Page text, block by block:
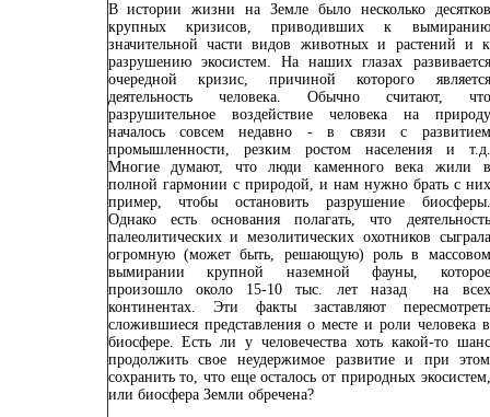
В истории жизни на Земле было несколько десятков
крупных кризисов, приводивших к вымиранию
значительной части видов животных и растений и к
разрушению экосистем. На наших глазах развивается
очередной кризис, причиной которого является
деятельность человека. Обычно считают, что
разрушительное воздействие человека на природу
началось совсем недавно - в связи с развитием
промышленности, резким ростом населения и т.д.
Многие думают, что люди каменного века жили в
полной гармонии с природой, и нам нужно брать с них
пример, чтобы остановить разрушение биосферы.
Однако есть основания полагать, что деятельность
палеолитических и мезолитических охотников сыграла
огромную (может быть, решающую) роль в массовом
вымирании крупной наземной фауны, которое
произошло около 15-10 тыс. лет назад на всех
континентах. Эти факты заставляют пересмотреть
сложившиеся представления о месте и роли человека в
биосфере. Есть ли у человечества хоть какой-то шанс
продолжить свое неудержимое развитие и при этом
сохранить то, что еще осталось от природных экосистем,
или биосфера Земли обречена?